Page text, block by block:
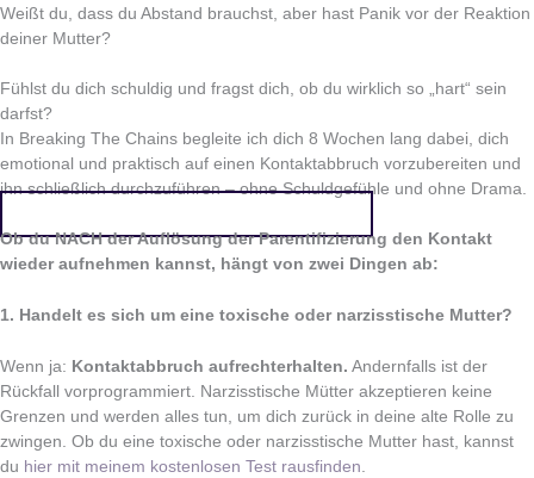
Weißt du, dass du Abstand brauchst, aber hast Panik vor der Reaktion
deiner Mutter?
Fühlst du dich schuldig und fragst dich, ob du wirklich so „hart“ sein
darfst?
In Breaking The Chains begleite ich dich 8 Wochen lang dabei, dich
emotional und praktisch auf einen Kontaktabbruch vorzubereiten und
ihn schließlich durchzuführen – ohne Schuldgefühle und ohne Drama.
Ob du NACH der Auflösung der Parentifizierung den Kontakt
wieder aufnehmen kannst, hängt von zwei Dingen ab:
1. Handelt es sich um eine toxische oder narzisstische Mutter?
Wenn ja: Kontaktabbruch aufrechterhalten. Andernfalls ist der
Rückfall vorprogrammiert. Narzisstische Mütter akzeptieren keine
Grenzen und werden alles tun, um dich zurück in deine alte Rolle zu
zwingen. Ob du eine toxische oder narzisstische Mutter hast, kannst
du hier mit meinem kostenlosen Test rausfinden.